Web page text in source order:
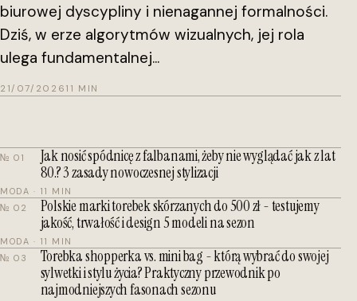
biurowej dyscypliny i nienagannej formalności.
Dziś, w erze algorytmów wizualnych, jej rola
ulega fundamentalnej...
21/07/2026 11 MIN
№ 01
Jak nosić spódnicę z falbanami, żeby nie wyglądać jak z lat
80.? 3 zasady nowoczesnej stylizacji
MODA · 11 MIN
№ 02
Polskie marki torebek skórzanych do 500 zł - testujemy
jakość, trwałość i design 5 modeli na sezon
MODA · 11 MIN
№ 03
Torebka shopperka vs. mini bag - którą wybrać do swojej
sylwetki i stylu życia? Praktyczny przewodnik po
najmodniejszych fasonach sezonu